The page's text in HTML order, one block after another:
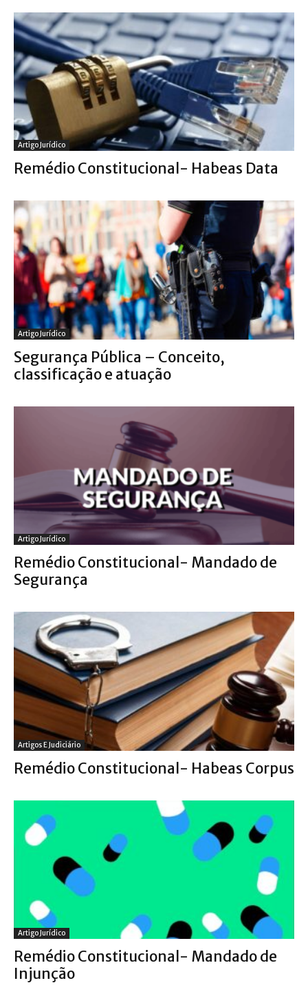
Artigo Jurídico
Remédio Constitucional- Habeas Data
Artigo Jurídico
Segurança Pública – Conceito,
classificação e atuação
Artigo Jurídico
Remédio Constitucional- Mandado de
Segurança
Artigos E Judiciário
Remédio Constitucional- Habeas Corpus
Artigo Jurídico
Remédio Constitucional- Mandado de
Injunção